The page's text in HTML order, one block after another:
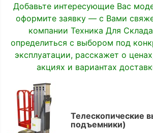
Добавьте интересующие Вас
оформите заявку — с Вами
компании Техника Для
определиться с выбором под
эксплуатации, расскажет о
акциях и вариантах
Телескопические
подъемники)